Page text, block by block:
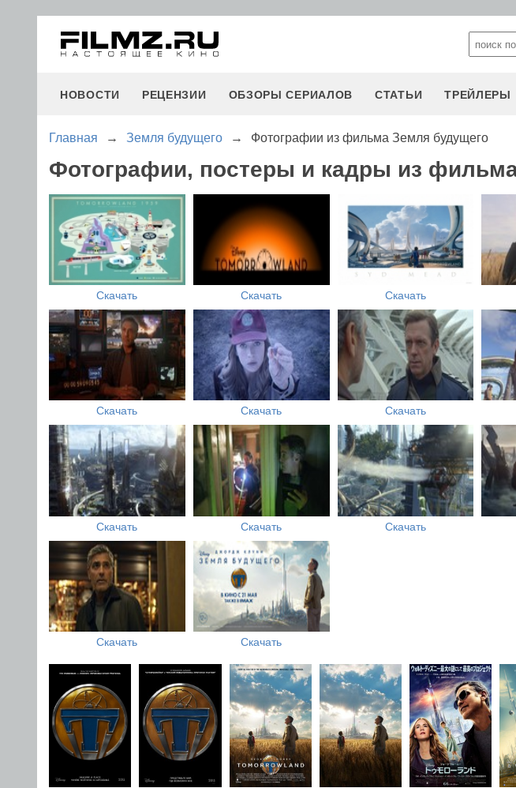
НОВОСТИ РЕЦЕНЗИИ ОБЗОРЫ СЕРИАЛОВ СТАТЬИ ТРЕЙЛЕРЫ
Главная → Земля будущего → Фотографии из фильма Земля будущего
Фотографии, постеры и кадры из
Скачать Скачать Скачать
Скачать Скачать Скачать
Скачать Скачать Скачать
Скачать Скачать